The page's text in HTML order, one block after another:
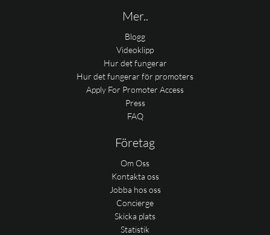
Mer..
Blogg
Videoklipp
Hur det fungerar
Hur det fungerar för promoters
Apply For Promoter Access
Press
FAQ
Företag
Om Oss
Kontakta oss
Jobba hos oss
Concierge
Skicka plats
Statistik